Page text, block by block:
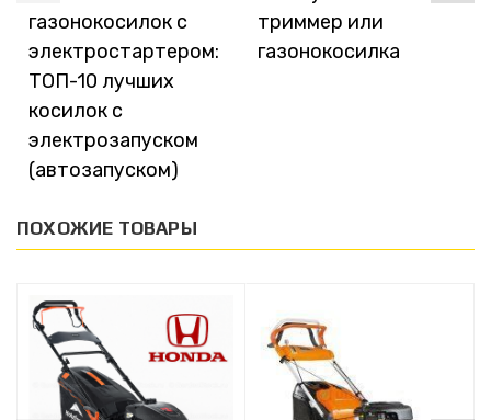
газонокосилок с
электростартером:
ТОП-10 лучших
косилок с
электрозапуском
(автозапуском)
триммер или
газонокосилка
ПОХОЖИЕ ТОВАРЫ